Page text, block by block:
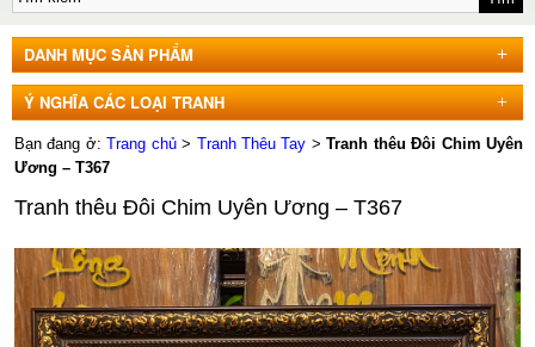
DANH MỤC SẢN PHẨM
Ý NGHĨA CÁC LOẠI TRANH
Bạn đang ở:Trang chủ> Tranh Thêu Tay >Tranh thêu Đôi Chim Uyên
Ương – T367
Tranh thêu Đôi Chim Uyên Ương – T367